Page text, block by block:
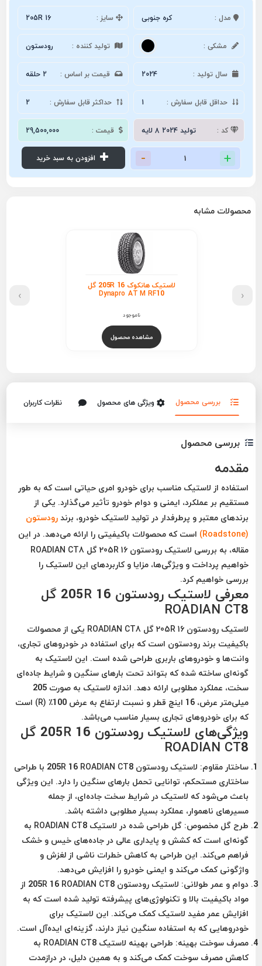
مدل : کره جنوبی سایز : 205R 16
مشکی : تولید کننده : رودستون
سال تولید : 2024 قیمت بر اساس : 2 حلقه
حداقل قابل سفارش : 1 حداکثر قابل سفارش : 2
کد : تولید 2024 8 لایه قیمت : 29,500,000
محصولات مشابه
لاستیک هانکوک 205R 16 گل
Dynapro AT M RF10
ناموجود
مشاهده محصول
‹
›
بررسی محصول ویژگی های محصول نظرات کاربران
بررسی محصول
مقدمه
استفاده از لاستیک مناسب برای خودرو امری حیاتی است که به طور
مستقیم بر عملکرد، ایمنی و دوام خودرو تأثیر می‌گذارد. یکی از
برندهای معتبر و پرطرفدار در تولید لاستیک خودرو، برندرودستون
(Roadstone)
است که محصولات باکیفیتی را ارائه می‌دهد. در این
مقاله، به بررسی لاستیک رودستون 205R 16 گل ROADIAN CT8
خواهیم پرداخت و ویژگی‌ها، مزایا و کاربردهای این لاستیک را
بررسی خواهیم کرد.
معرفی لاستیک رودستون 205R 16 گل
ROADIAN CT8
لاستیک رودستون 205R 16 گل ROADIAN CT8
یکی از محصولات
باکیفیت برند رودستون است که برای استفاده در خودروهای تجاری،
وانت‌ها و خودروهای باربری طراحی شده است. این لاستیک به
گونه‌ای ساخته شده که بتواند تحت بارهای سنگین و شرایط جاده‌ای
سخت، عملکرد مطلوبی ارائه دهد. اندازه لاستیک به صورت 205
میلی‌متر عرض، 16 اینچ قطر و نسبت ارتفاع به عرض 100٪ (R) است
که برای خودروهای تجاری بسیار مناسب می‌باشد.
ویژگی‌های لاستیک رودستون 205R 16 گل
ROADIAN CT8
ساختار مقاوم
: لاستیک رودستون 205R 16 ROADIAN CT8 با طراحی
ساختاری مستحکم، توانایی تحمل بارهای سنگین را دارد. این ویژگی
باعث می‌شود که لاستیک در شرایط سخت جاده‌ای، از جمله
مسیرهای ناهموار، عملکرد بسیار مطلوبی داشته باشد.
طرح گل مخصوص
: گل طراحی شده در لاستیک ROADIAN CT8 به
گونه‌ای است که کشش و پایداری عالی در جاده‌های خیس و خشک
فراهم می‌کند. این طراحی به کاهش خطرات ناشی از لغزش و
واژگونی کمک می‌کند و ایمنی خودرو را افزایش می‌دهد.
دوام و عمر طولانی
: لاستیک رودستون 205R 16 ROADIAN CT8 از
مواد باکیفیت بالا و تکنولوژی‌های پیشرفته تولید شده است که به
افزایش عمر مفید لاستیک کمک می‌کند. این لاستیک برای
خودروهایی که به استفاده سنگین نیاز دارند، گزینه‌ای ایده‌آل است.
مصرف سوخت بهینه
: طراحی بهینه لاستیک ROADIAN CT8 به
کاهش مصرف سوخت کمک می‌کند و به همین دلیل، در درازمدت